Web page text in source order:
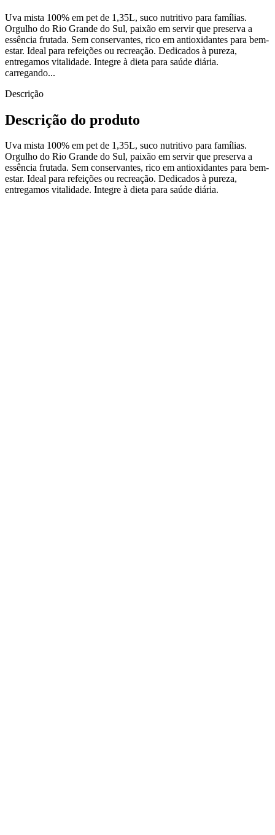
Uva mista 100% em pet de 1,35L, suco nutritivo para famílias.
Orgulho do Rio Grande do Sul, paixão em servir que preserva a
essência frutada. Sem conservantes, rico em antioxidantes para bem-
estar. Ideal para refeições ou recreação. Dedicados à pureza,
entregamos vitalidade. Integre à dieta para saúde diária.
carregando...
Descrição
Descrição do produto
Uva mista 100% em pet de 1,35L, suco nutritivo para famílias.
Orgulho do Rio Grande do Sul, paixão em servir que preserva a
essência frutada. Sem conservantes, rico em antioxidantes para bem-
estar. Ideal para refeições ou recreação. Dedicados à pureza,
entregamos vitalidade. Integre à dieta para saúde diária.